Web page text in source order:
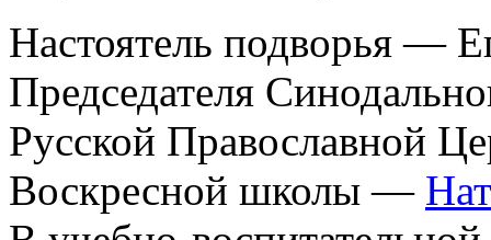
Настоятель подворья —
Председателя
Русской Православной
Воскресной школы —